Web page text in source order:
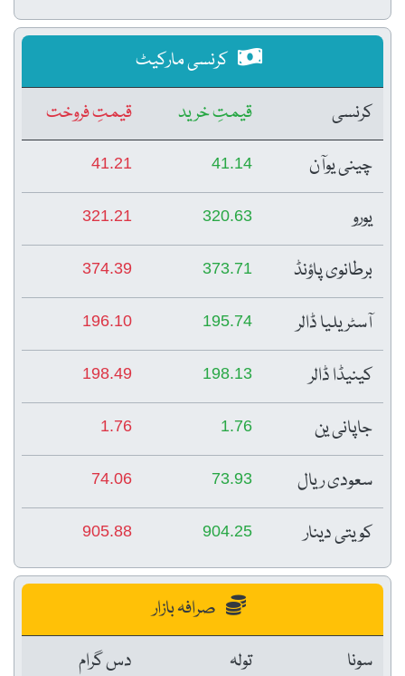
کرنسی مارکیٹ
کرنسی
قیمتِ خرید
قیمتِ فروخت
چینی یوآن
41.14
41.21
یورو 320.63
321.21
برطانوی پاؤنڈ 373.71
374.39
آسٹریلیا ڈالر 195.74
196.10
کینیڈا ڈالر 198.13
198.49
جاپانی ین 1.76
1.76
سعودی ریال 73.93
74.06
کویتی دینار 904.25
905.88
صرافہ بازار
سونا
تولہ
دس گرام